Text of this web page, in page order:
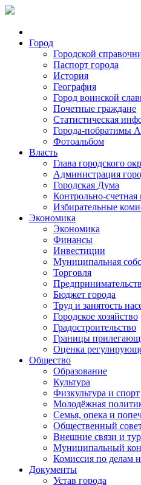
Город
Городской
Паспорт города
История
География
Город воинской
Почетные граждане
Статистическая
Города-побратимы
Фотоальбом
Власть
Глава городского
Администрация
Городская Дума
Контрольно-счетная
Избирательные
Экономика
Экономика
Финансы
Инвестиции
Муниципальная
Торговля
Бюджет города
Труд и занятость
Городское хозяйство
Градостроительство
Границы
Оценка
Общество
Образование
Культура
Физкультура и спорт
Молодёжная
Семья, опека и
Общественный
Внешние связи и
Муниципальный
Комиссия по делам
Документы
Устав города